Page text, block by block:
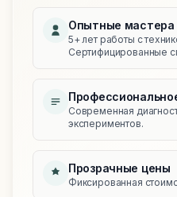
Опытные мастера
5+ лет работы с
Сертифицированные
Современная
экспериментов.
Прозрачные цены
Фиксированная